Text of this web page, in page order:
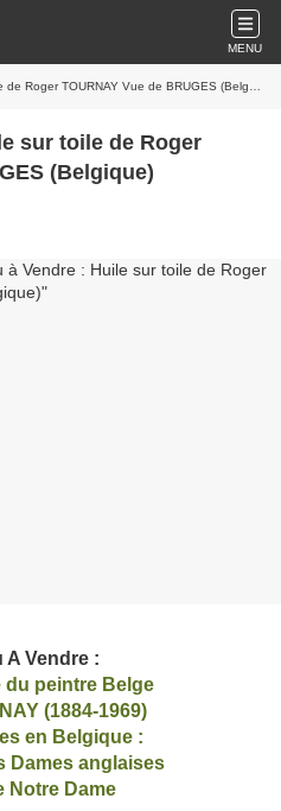
MENU
Roger TOURNAY Vue de BRUGES (Belgique)
sur toile de Roger
(Belgique)
A Vendre :
du peintre Belge
(1884-1969)
en Belgique :
Dames anglaises
Notre Dame